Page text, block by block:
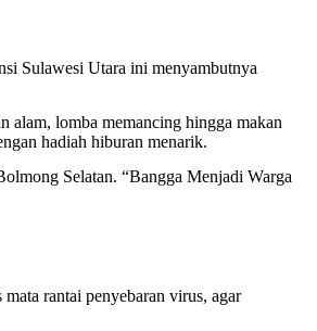
Sulawesi Utara ini menyambutnya
alam, lomba memancing hingga makan
hadiah hiburan menarik.
Selatan. “Bangga Menjadi Warga
rantai penyebaran virus, agar